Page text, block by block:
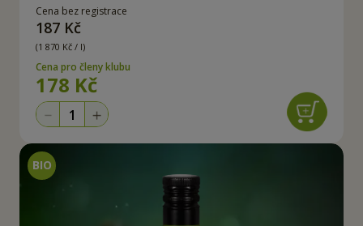
Cena bez registrace
187 Kč
(1 870 Kč / l)
Cena pro členy klubu
178 Kč